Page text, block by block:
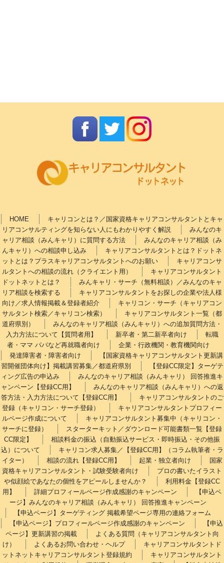
HOME
キャリコンとは？／国家資格キャリアコンサルタントとキャ
リアコンサルティングを知らない人にもわかりやすく解説
みんなのキ
ャリア相談（みんキャリ）に質問する方法
みんなのキャリア相談（み
んキャリ）への相談申し込み
キャリアコンサルタントとは？ドットネ
ットとは？プラスキャリアコンサルタントへのお願い
キャリアコンサ
ルタントへの相談の流れ（クライエント用）
キャリアコンサルタント
ドットネットとは？
みんキャリ・サーチ（無料相談）／みんなのキャ
リア相談を検索する
キャリアコンサルタントをお探しの企業や法人様
向け／求人情報掲載＆登録者紹介
キャリコン・サーチ（キャリアコン
サルタント検索／キャリコン検索）
キャリアコンサルタント一覧（都
道府県別）
みんなのキャリア相談（みんキャリ）への追加質問方法・
入力方法について【質問者用】
新卒者・第二新卒者向け
転職
者・ママ パパなど再就職者向け
企業・行政機関・教育機関向け
発達障害者・障害者向け
【国家資格キャリアコンサルタント更新講
習開催団体向け】掲載講習募集／都道府県別
【登録CC限定】ターゲテ
ィング広告の申込み
みんなのキャリア相談（みんキャリ） 回答推進キ
ャンペーン【登録CC用】
みんなのキャリア相談（みんキャリ）への返
答方法・入力方法について【登録CC用】
キャリアコンサルタントのご
登録（キャリコン・サーチ登録）
キャリアコンサルタントプロフィー
ルページ作成について
キャリアコンサルタント募集中（キャリコン・
サーチに登録）
スターターキット／ダウンロード可能書類一覧【登録
CC限定】
相談料金の振込（自動振込サービス・即時振込・その他振
込）について
キャリコン求人募集／【登録CC用】（コラム執筆者・ラ
イター）
相談の流れ【登録CC用】 起業・独立者向け
国家
資格キャリアコンサルタント・試験受験者向け
プロの書いたイラスト
や似顔絵であなたの個性をアピールしませんか？
利用料金【登録CC
用】
詳細プロフィールページ作成感謝のキャンペーン
【申込ペ
ージ】みんなのキャリア相談（みんキャリ） 回答推進キャンペーン
【申込ページ】ターゲティング 掲載希望ページ専用の連絡フォーム
【申込ページ】プロフィールページ作成感謝のキャンペーン
【申込
ページ】更新講習の掲載
よくある質問（キャリアコンサルタント向
け）
よくあるお問い合わせ・ヘルプ
キャリアコンサルタントド
ットネットキャリアコンサルタント登録規約
キャリアコンサルタント